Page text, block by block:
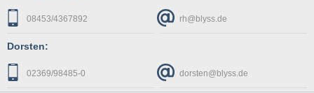
08453/4367892 rh@blyss.de
Dorsten:
02369/98485-0 dorsten@blyss.de